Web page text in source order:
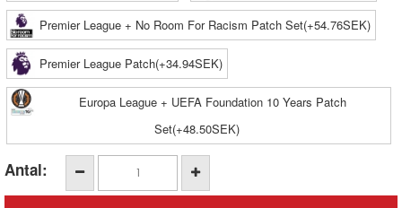
Premier League + No Room For Racism Patch Set(+54.76SEK)
Premier League Patch(+34.94SEK)
Europa League + UEFA Foundation 10 Years Patch
Set(+48.50SEK)
Antal: